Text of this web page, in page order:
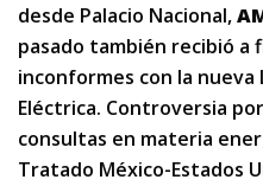
desde Palacio Nacional,
pasado también recibió a
inconformes con la nueva
Eléctrica. Controversia
consultas en materia
Tratado México-Estados